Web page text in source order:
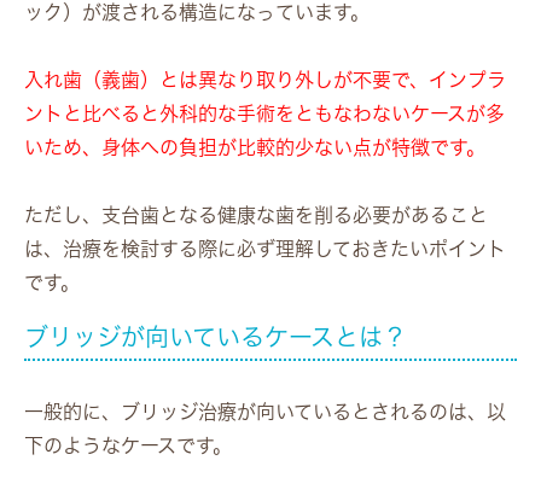
ック）が渡される構造になっています。
入れ歯（義歯）とは異なり取り外しが不要で、インプラ
ントと比べると外科的な手術をともなわないケースが多
いため、身体への負担が比較的少ない点が特徴です。
ただし、支台歯となる健康な歯を削る必要があること
は、治療を検討する際に必ず理解しておきたいポイント
です。
ブリッジが向いているケースとは？
一般的に、ブリッジ治療が向いているとされるのは、以
下のようなケースです。